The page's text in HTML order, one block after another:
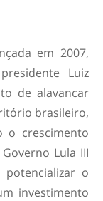
em 2007,
Luiz
de alavancar
brasileiro,
o crescimento
Lula III
o
investimento